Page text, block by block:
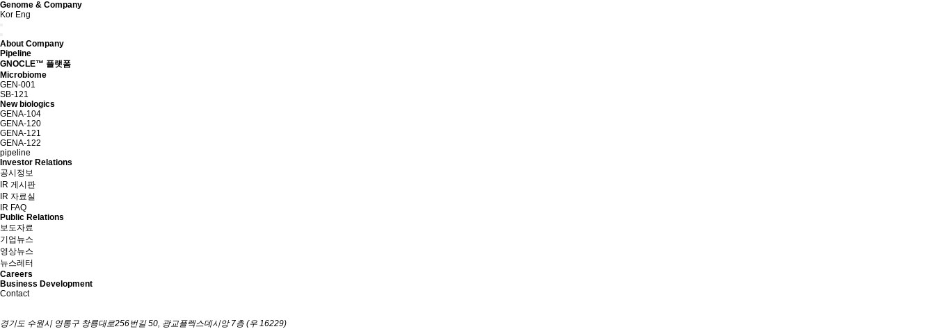
Genome & Company
Kor Eng
About Company
Pipeline
GNOCLE™ 플랫폼
Microbiome
GEN-001
SB-121
New biologics
GENA-104
GENA-120
GENA-121
GENA-122
pipeline
Investor Relations
공시정보
IR 게시판
IR 자료실
IR FAQ
Public Relations
보도자료
기업뉴스
영상뉴스
뉴스레터
Careers
Business Development
Contact
경기도 수원시 영통구 창룡대로256번길 50, 광교플렉스데시앙 7층 (우 16229)